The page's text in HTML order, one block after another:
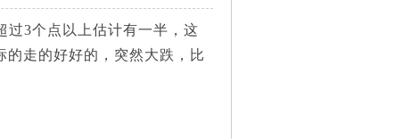
3个点以上估计有一半，这
走的好好的，突然大跌，比